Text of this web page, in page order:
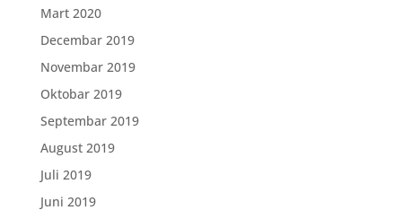
Mart 2020
Decembar 2019
Novembar 2019
Oktobar 2019
Septembar 2019
August 2019
Juli 2019
Juni 2019